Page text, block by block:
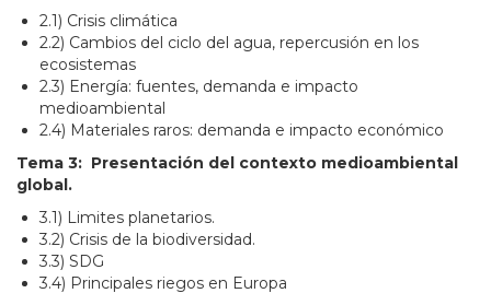
2.1) Crisis climática
2.2) Cambios del ciclo del agua, repercusión en los
ecosistemas
2.3) Energía: fuentes, demanda e impacto
medioambiental
2.4) Materiales raros: demanda e impacto económico
Tema 3: Presentación del contexto medioambiental
global.
3.1) Limites planetarios.
3.2) Crisis de la biodiversidad.
3.3) SDG
3.4) Principales riegos en Europa